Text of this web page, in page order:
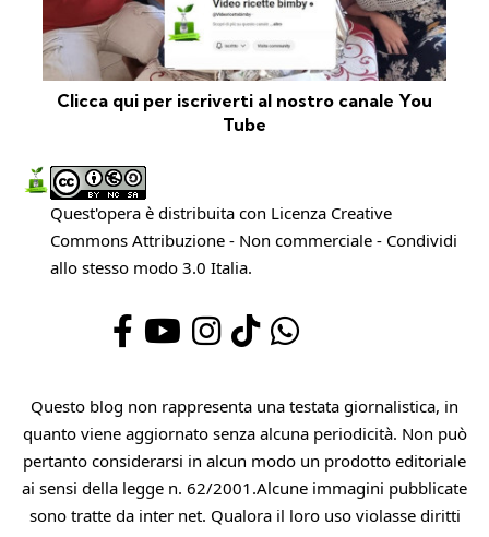
Clicca qui per iscriverti al nostro canale You
Tube
Quest'opera è distribuita con Licenza Creative
Commons Attribuzione - Non commerciale - Condividi
allo stesso modo 3.0 Italia.
Questo blog non rappresenta una testata giornalistica, in
quanto viene aggiornato senza alcuna periodicità. Non può
pertanto considerarsi in alcun modo un prodotto editoriale
ai sensi della legge n. 62/2001.Alcune immagini pubblicate
sono tratte da inter net. Qualora il loro uso violasse diritti